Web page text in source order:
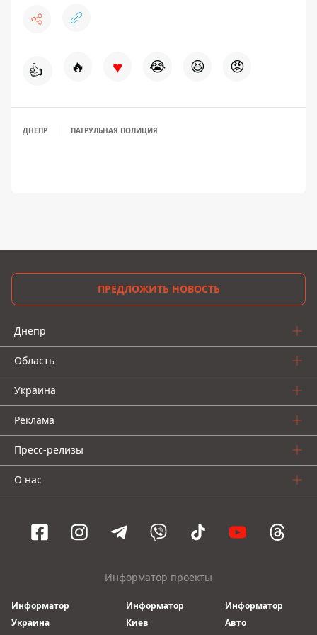
👍 🔥 ♥ 😭 😆 😡
ДНЕПР ПАТРУЛЬНАЯ ПОЛИЦИЯ
ПРЕДЛОЖИТЬ НОВОСТЬ
Днепр
Область
Украина
Реклама
Пресс-релизы
О нас
Информатор проекты
Информатор
Украина
Информатор
Киев
Информатор
Авто